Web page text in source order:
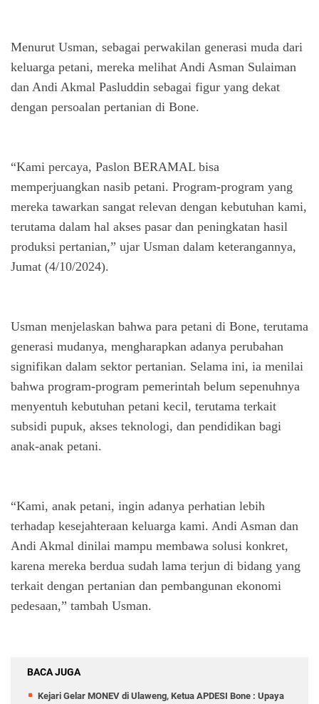
Menurut Usman, sebagai perwakilan generasi muda dari
keluarga petani, mereka melihat Andi Asman Sulaiman
dan Andi Akmal Pasluddin sebagai figur yang dekat
dengan persoalan pertanian di Bone.
“Kami percaya, Paslon BERAMAL bisa
memperjuangkan nasib petani. Program-program yang
mereka tawarkan sangat relevan dengan kebutuhan kami,
terutama dalam hal akses pasar dan peningkatan hasil
produksi pertanian,” ujar Usman dalam keterangannya,
Jumat (4/10/2024).
Usman menjelaskan bahwa para petani di Bone, terutama
generasi mudanya, mengharapkan adanya perubahan
signifikan dalam sektor pertanian. Selama ini, ia menilai
bahwa program-program pemerintah belum sepenuhnya
menyentuh kebutuhan petani kecil, terutama terkait
subsidi pupuk, akses teknologi, dan pendidikan bagi
anak-anak petani.
“Kami, anak petani, ingin adanya perhatian lebih
terhadap kesejahteraan keluarga kami. Andi Asman dan
Andi Akmal dinilai mampu membawa solusi konkret,
karena mereka berdua sudah lama terjun di bidang yang
terkait dengan pertanian dan pembangunan ekonomi
pedesaan,” tambah Usman.
BACA JUGA
Kejari Gelar MONEV di Ulaweng, Ketua APDESI Bone : Upaya